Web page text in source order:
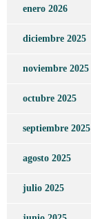
enero 2026
diciembre 2025
noviembre 2025
octubre 2025
septiembre 2025
agosto 2025
julio 2025